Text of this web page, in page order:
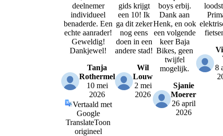
deelnemer
individueel
benaderde. Een
echte aanrader!
Geweldig!
Dankjewel!
Tanja
Rothermel
10 mei
2026
Vertaald met
Google
TranslateToon
origineel
gids krijgt
een 10! Ik
ga dit zeker
nog eens
doen in een
andere stad!
Wil
Louw
2 mei
2026
boys erbij.
Dank aan
Henk, en ook
een volgende
keer Baja
Bikes, geen
twijfel
mogelijk.
Sjanie
Moerer
26 april
2026
8